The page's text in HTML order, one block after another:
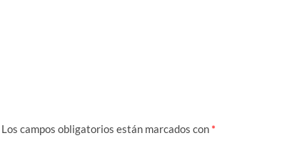
Los campos obligatorios están marcados con *